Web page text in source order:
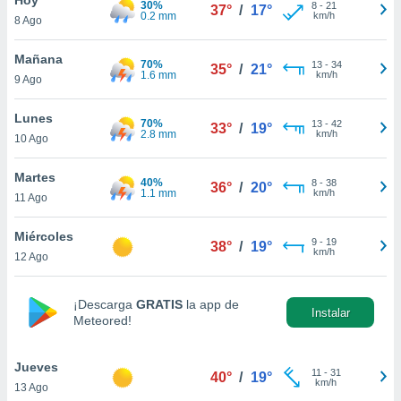
en
más
nuestra
de
aceptar
de
8 Ago
30%
0.2 mm
37° / 17° 8- 21
km/h
Mañana
9 Ago
70%
1.6 mm
35° / 21° 13- 34
km/h
Lunes
10 Ago
70%
2.8 mm
33° / 19° 13- 42
km/h
Martes
11 Ago
40%
1.1 mm
36° / 20° 8- 38
km/h
Miércoles
12 Ago
38° / 19° 9- 19
km/h
¡Descarga GRATIS la app de
Meteored!
Instalar
Jueves
13 Ago
40° / 19° 11 - 31
km/h